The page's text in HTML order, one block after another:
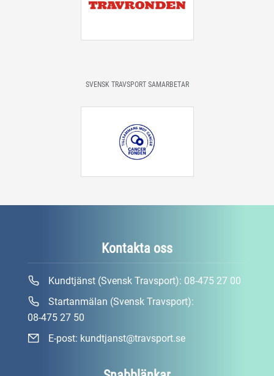
SVENSK TRAVSPORT SAMARBETAR
Kontakta oss
Kundtjänst (Svensk Travsport): 08-475 27 00
Startanmälan (Svensk Travsport):
08-475 27 50
E-post: kundtjanst@travsport.se